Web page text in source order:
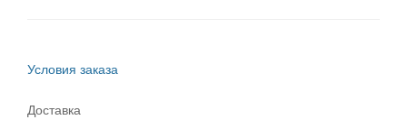
Условия заказа
Доставка